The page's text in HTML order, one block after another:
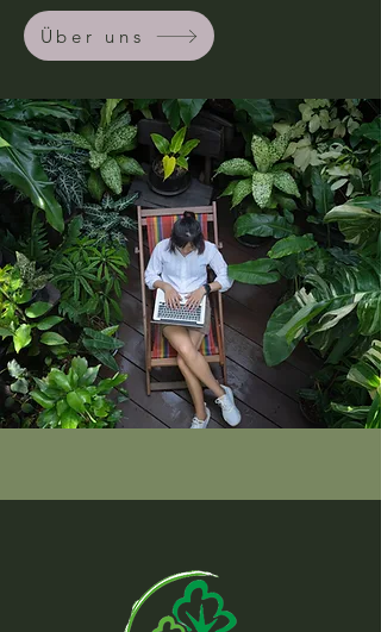
Über uns